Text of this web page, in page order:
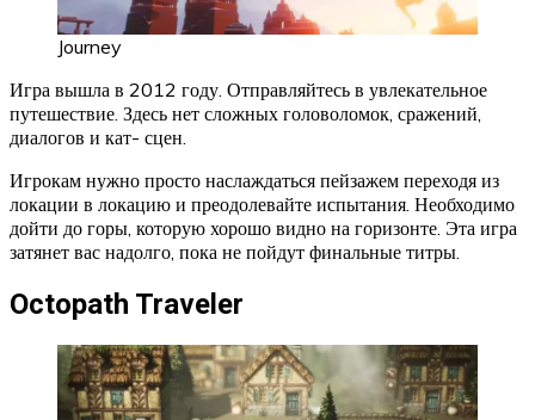
Journey
Игра вышла в 2012 году. Отправляйтесь в увлекательное
путешествие. Здесь нет сложных головоломок, сражений,
диалогов и кат- сцен.
Игрокам нужно просто наслаждаться пейзажем переходя из
локации в локацию и преодолевайте испытания. Необходимо
дойти до горы, которую хорошо видно на горизонте. Эта игра
затянет вас надолго, пока не пойдут финальные титры.
Octopath Traveler